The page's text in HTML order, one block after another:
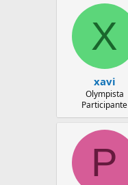
l
m
c
a
d
i
n
i
c
i
o
X
xavi
Olympista
Participante
P